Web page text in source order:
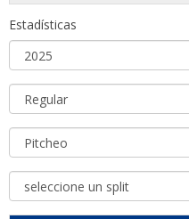
Estadísticas